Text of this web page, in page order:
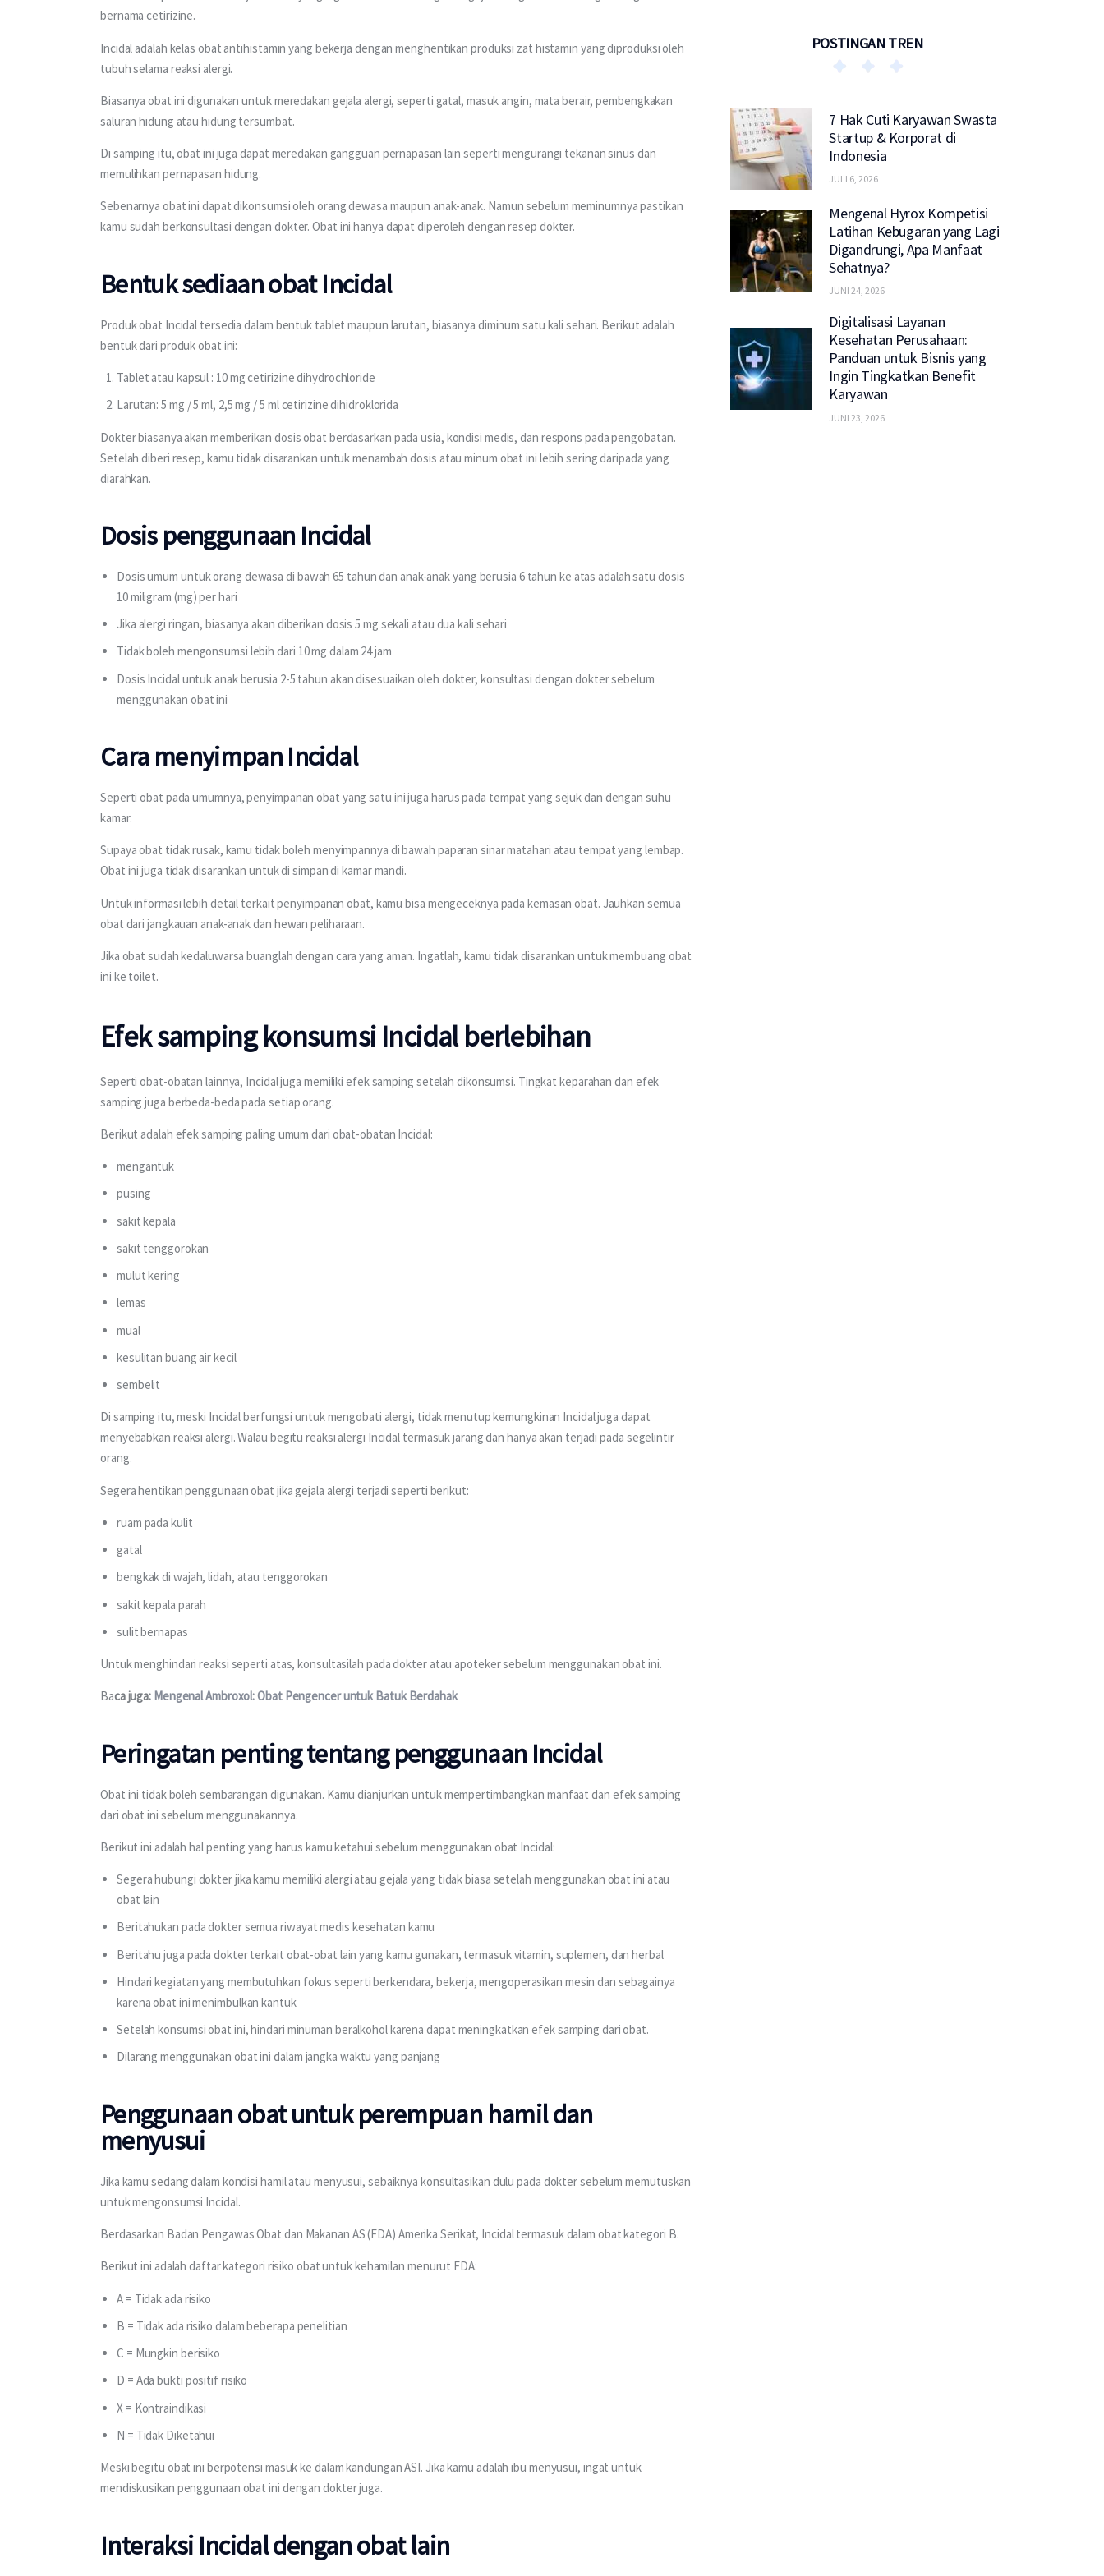
bernama cetirizine.
Incidal adalah kelas obat antihistamin yang bekerja dengan menghentikan produksi zat histamin yang diproduksi oleh
tubuh selama reaksi alergi.
Biasanya obat ini digunakan untuk meredakan gejala alergi, seperti gatal, masuk angin, mata berair, pembengkakan
saluran hidung atau hidung tersumbat.
Di samping itu, obat ini juga dapat meredakan gangguan pernapasan lain seperti mengurangi tekanan sinus dan
memulihkan pernapasan hidung.
Sebenarnya obat ini dapat dikonsumsi oleh orang dewasa maupun anak-anak. Namun sebelum meminumnya pastikan
kamu sudah berkonsultasi dengan dokter. Obat ini hanya dapat diperoleh dengan resep dokter.
Bentuk sediaan obat Incidal
Produk obat Incidal tersedia dalam bentuk tablet maupun larutan, biasanya diminum satu kali sehari. Berikut adalah
bentuk dari produk obat ini:
Tablet atau kapsul : 10 mg cetirizine dihydrochloride
Larutan: 5 mg / 5 ml, 2,5 mg / 5 ml cetirizine dihidroklorida
Dokter biasanya akan memberikan dosis obat berdasarkan pada usia, kondisi medis, dan respons pada pengobatan.
Setelah diberi resep, kamu tidak disarankan untuk menambah dosis atau minum obat ini lebih sering daripada yang
diarahkan.
Dosis penggunaan Incidal
Dosis umum untuk orang dewasa di bawah 65 tahun dan anak-anak yang berusia 6 tahun ke atas adalah satu dosis
10 miligram (mg) per hari
Jika alergi ringan, biasanya akan diberikan dosis 5 mg sekali atau dua kali sehari
Tidak boleh mengonsumsi lebih dari 10 mg dalam 24 jam
Dosis Incidal untuk anak berusia 2-5 tahun akan disesuaikan oleh dokter, konsultasi dengan dokter sebelum
menggunakan obat ini
Cara menyimpan Incidal
Seperti obat pada umumnya, penyimpanan obat yang satu ini juga harus pada tempat yang sejuk dan dengan suhu
kamar.
Supaya obat tidak rusak, kamu tidak boleh menyimpannya di bawah paparan sinar matahari atau tempat yang lembap.
Obat ini juga tidak disarankan untuk di simpan di kamar mandi.
Untuk informasi lebih detail terkait penyimpanan obat, kamu bisa mengeceknya pada kemasan obat. Jauhkan semua
obat dari jangkauan anak-anak dan hewan peliharaan.
Jika obat sudah kedaluwarsa buanglah dengan cara yang aman. Ingatlah, kamu tidak disarankan untuk membuang obat
ini ke toilet.
Efek samping konsumsi Incidalberlebihan
Seperti obat-obatan lainnya, Incidal juga memiliki efek samping setelah dikonsumsi. Tingkat keparahan dan efek
samping juga berbeda-beda pada setiap orang.
Berikut adalah efek samping paling umum dari obat-obatan Incidal:
mengantuk
pusing
sakit kepala
sakit tenggorokan
mulut kering
lemas
mual
kesulitan buang air kecil
sembelit
Di samping itu, meski Incidal berfungsi untuk mengobati alergi, tidak menutup kemungkinan Incidal juga dapat
menyebabkan reaksi alergi. Walau begitu reaksi alergi Incidal termasuk jarang dan hanya akan terjadi pada segelintir
orang.
Segera hentikan penggunaan obat jika gejala alergi terjadi seperti berikut:
ruam pada kulit
gatal
bengkak di wajah, lidah, atau tenggorokan
sakit kepala parah
sulit bernapas
Untuk menghindari reaksi seperti atas, konsultasilah pada dokter atau apoteker sebelum menggunakan obat ini.
Baca juga: Mengenal Ambroxol: Obat Pengencer untuk Batuk Berdahak
Peringatan penting tentang penggunaan Incidal
Obat ini tidak boleh sembarangan digunakan. Kamu dianjurkan untuk mempertimbangkan manfaat dan efek samping
dari obat ini sebelum menggunakannya.
Berikut ini adalah hal penting yang harus kamu ketahui sebelum menggunakan obat Incidal:
Segera hubungi dokter jika kamu memiliki alergi atau gejala yang tidak biasa setelah menggunakan obat ini atau
obat lain
Beritahukan pada dokter semua riwayat medis kesehatan kamu
Beritahu juga pada dokter terkait obat-obat lain yang kamu gunakan, termasuk vitamin, suplemen, dan herbal
Hindari kegiatan yang membutuhkan fokus seperti berkendara, bekerja, mengoperasikan mesin dan sebagainya
karena obat ini menimbulkan kantuk
Setelah konsumsi obat ini, hindari minuman beralkohol karena dapat meningkatkan efek samping dari obat.
Dilarang menggunakan obat ini dalam jangka waktu yang panjang
Penggunaan obat untuk perempuan hamil dan
menyusui
Jika kamu sedang dalam kondisi hamil atau menyusui, sebaiknya konsultasikan dulu pada dokter sebelum memutuskan
untuk mengonsumsi Incidal.
Berdasarkan Badan Pengawas Obat dan Makanan AS (FDA) Amerika Serikat, Incidal termasuk dalam obat kategori B.
Berikut ini adalah daftar kategori risiko obat untuk kehamilan menurut FDA:
A = Tidak ada risiko
B = Tidak ada risiko dalam beberapa penelitian
C = Mungkin berisiko
D = Ada bukti positif risiko
X = Kontraindikasi
N = Tidak Diketahui
Meski begitu obat ini berpotensi masuk ke dalam kandungan ASI. Jika kamu adalah ibu menyusui, ingat untuk
mendiskusikan penggunaan obat ini dengan dokter juga.
Interaksi Incidal dengan obat lain
POSTINGAN TREN
7 Hak Cuti Karyawan Swasta
Startup & Korporat di
Indonesia
JULI 6, 2026
Mengenal Hyrox Kompetisi
Latihan Kebugaran yang Lagi
Digandrungi, Apa Manfaat
Sehatnya?
JUNI 24, 2026
Digitalisasi Layanan
Kesehatan Perusahaan:
Panduan untuk Bisnis yang
Ingin Tingkatkan Benefit
Karyawan
JUNI 23, 2026